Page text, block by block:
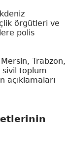
örgütleri ve
polis
Trabzon,
sivil toplum
açıklamaları